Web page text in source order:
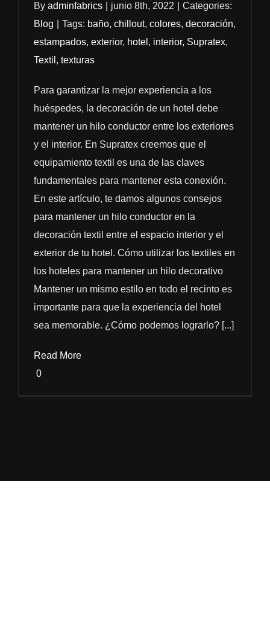
By adminfabrics junio 8th, 2022
Categories:
Blog
Tags: baño, chillout, colores, decoración,
estampados, exterior, hotel , interior, Supratex,
Textil , texturas
Para garantizar la mejor experiencia a los
huéspedes, la decoración de un hotel debe
mantener un hilo conductor entre los exteriores
y el interior. En Supratex creemos que el
equipamiento textil es una de las claves
fundamentales para mantener esta conexión.
En este artículo, te damos algunos consejos
para mantener un hilo conductor en la
decoración textil entre el espacio interior y el
exterior de tu hotel. Cómo utilizar los textiles en
los hoteles para mantener un hilo decorativo
Mantener un mismo estilo en todo el recinto es
importante para que la experiencia del hotel
sea memorable. ¿Cómo podemos lograrlo? [...]
Read More
0